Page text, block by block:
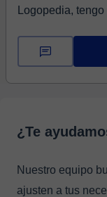
Logopedia,
¿Te
Nuestro equipo
ajusten a tus